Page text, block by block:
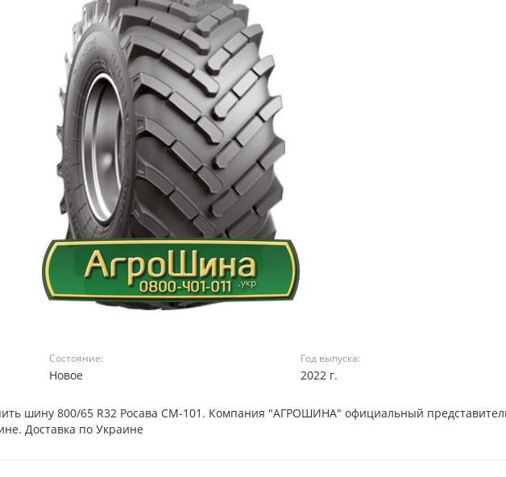
Состояние:
Новое
Год выпуска:
2022 г.
шину 800/65 R32 Росава СМ-101. Компания "АГРОШИНА" официальный
Доставка по Украине